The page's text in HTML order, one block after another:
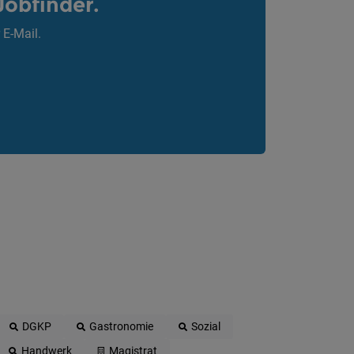
Mail.
DGKP Gastronomie
Sozial
Handwerk
Magistrat